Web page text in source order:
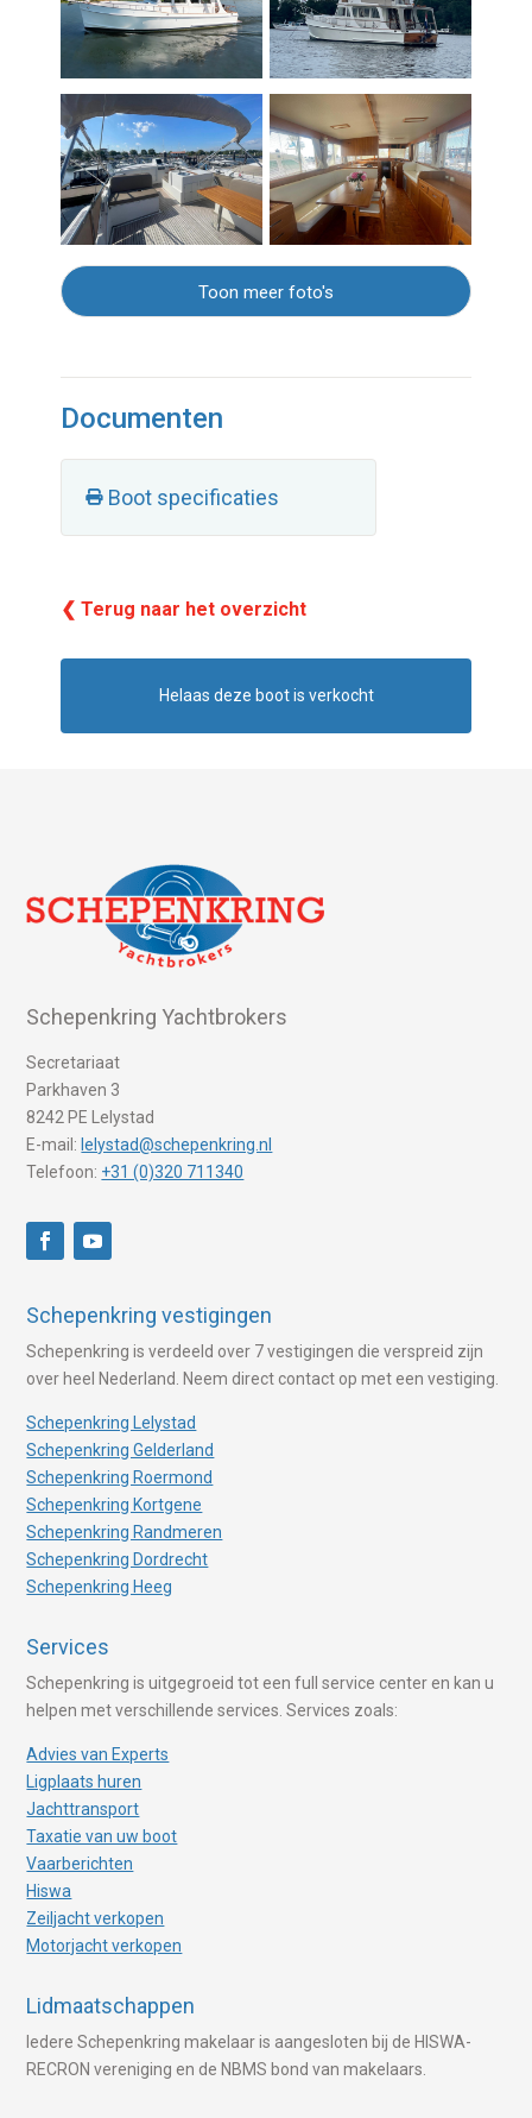
Toon meer foto's
Documenten
Boot specificaties
❮ Terug naar het overzicht
Helaas deze boot is verkocht
Schepenkring Yachtbrokers
Secretariaat
Parkhaven 3
8242 PE Lelystad
E-mail: lelystad@schepenkring.nl
Telefoon: +31 (0)320 711340
Schepenkring vestigingen
Schepenkring is verdeeld over 7 vestigingen die verspreid zijn
over heel Nederland. Neem direct contact op met een vestiging.
Schepenkring Lelystad
Schepenkring Gelderland
Schepenkring Roermond
Schepenkring Kortgene
Schepenkring Randmeren
Schepenkring Dordrecht
Schepenkring Heeg
Services
Schepenkring is uitgegroeid tot een full service center en kan u
helpen met verschillende services. Services zoals:
Advies van Experts
Ligplaats huren
Jachttransport
Taxatie van uw boot
Vaarberichten
Hiswa
Zeiljacht verkopen
Motorjacht verkopen
Lidmaatschappen
Iedere Schepenkring makelaar is aangesloten bij de HISWA-
RECRON vereniging en de NBMS bond van makelaars.